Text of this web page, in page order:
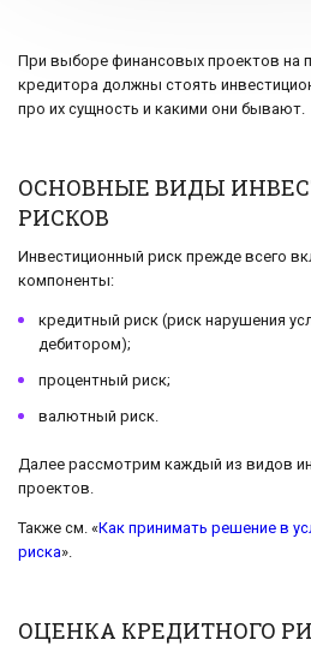
При выборе финансовых проектов на
кредитора должны стоять
про их сущность и какими они бывают.
ОСНОВНЫЕ ВИДЫ
РИСКОВ
Инвестиционный риск прежде всего
компоненты:
кредитный риск (риск нарушения
дебитором);
процентный риск;
валютный риск.
Далее рассмотрим каждый из видов
проектов.
Также см. «Как принимать решение в
риска».
ОЦЕНКА КРЕДИТНОГО